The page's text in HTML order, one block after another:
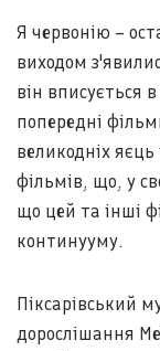
Я червонію –
виходом
він вписується
попередні
великодніх
фільмів, що, у
що цей та інші
континууму.
Піксарівський
дорослішання